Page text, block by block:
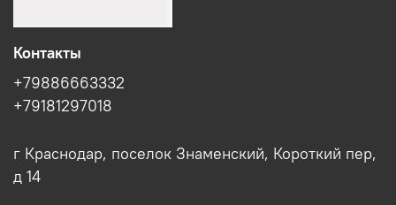
Контакты
+79886663332
+79181297018
г Краснодар, поселок Знаменский, Короткий пер,
д 14